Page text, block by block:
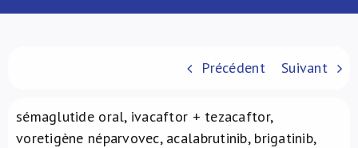
NL
Précédent Suivant
sémaglutide oral, ivacaftor + tezacaftor,
voretigène néparvovec, acalabrutinib, brigatinib,